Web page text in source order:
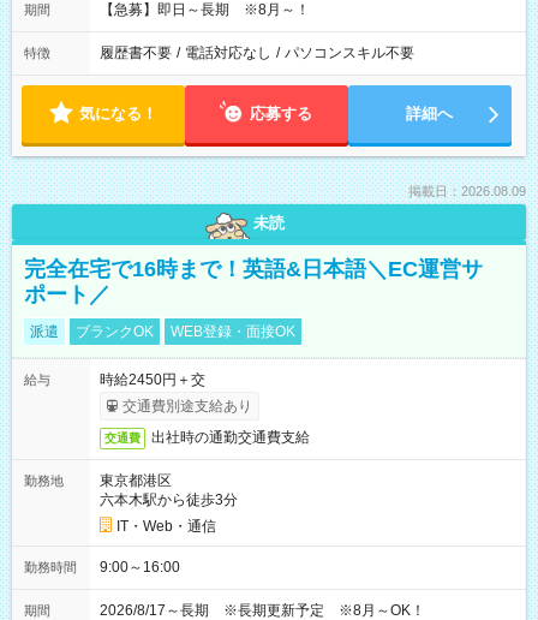
期間 【急募】即日～長期 ※8月～！
特徴 履歴書不要 / 電話対応なし / パソコンスキル不要
気になる！ 応募する 詳細へ
掲載日：2026.08.09
未読
完全在宅で16時まで！英語&日本語＼EC運営サ
ポート／
派遣 ブランクOK WEB登録・面接OK
給与
時給2450円＋交
交通費別途支給あり
交通費 出社時の通勤交通費支給
勤務地
東京都港区
六本木駅から徒歩3分
IT・Web・通信
勤務時間 9:00～16:00
期間 2026/8/17～長期 ※長期更新予定 ※8月～OK！